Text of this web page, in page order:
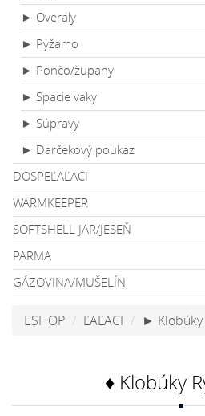
► Overaly
► Pyžamo
► Pončo/župany
► Spacie vaky
► Súpravy
► Darčekový poukaz
DOSPEĽAĽACI
WARMKEEPER
SOFTSHELL JAR/JESEŇ
PARMA
GÁZOVINA/MUŠELÍN
ESHOP ĽAĽACI ► Klobúky
♦ Klobúky